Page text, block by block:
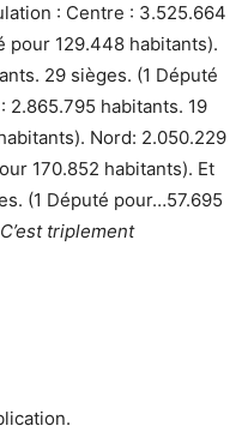
: Centre : 3.525.664
pour 129.448 habitants).
29 sièges. (1 Député
2.865.795 habitants. 19
Nord: 2.050.229
170.852 habitants). Et
(1 Député pour…57.695
C’est triplement